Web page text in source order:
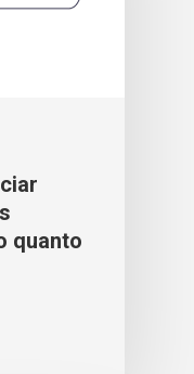
quanto